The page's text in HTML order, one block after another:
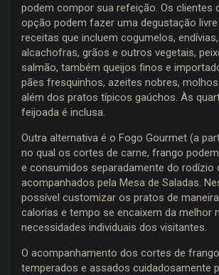
podem compor sua refeição. Os clientes
opção podem fazer uma degustação
receitas que incluem cogumelos,
alcachofras, grãos e outros vegetais,
salmão, também queijos finos e
pães fresquinhos, azeites nobres,
além dos pratos típicos gaúchos. Às
feijoada é inclusa.
Outra alternativa é o Fogo Gourmet (a
no qual os cortes de carne, frango
e consumidos separadamente do rodízio
acompanhados pela Mesa de Saladas.
possível customizar os pratos de
calorias e tempo se encaixem da melhor
necessidades individuais dos visitantes.
O acompanhamento dos cortes de
temperados e assados cuidadosamente